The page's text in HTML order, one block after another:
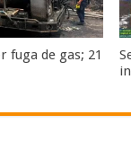
fuga de gas; 21